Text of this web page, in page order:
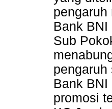
pengaruh
Bank
Sub
pengaruh
Bank
promosi